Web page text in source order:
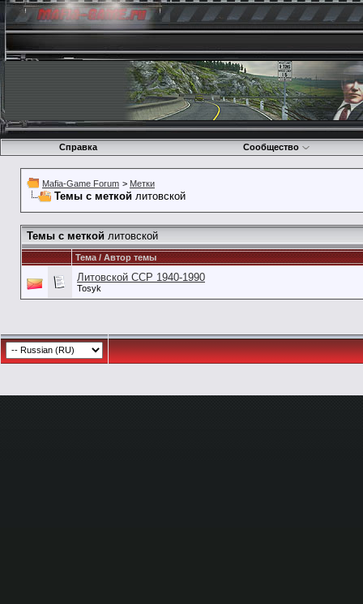
Справка Сообщество
Mafia-Game Forum > Метки
Темы с меткой литовской
Темы с меткой литовской
Тема / Автор темы
Литовской ССР 1940-1990
Tosyk